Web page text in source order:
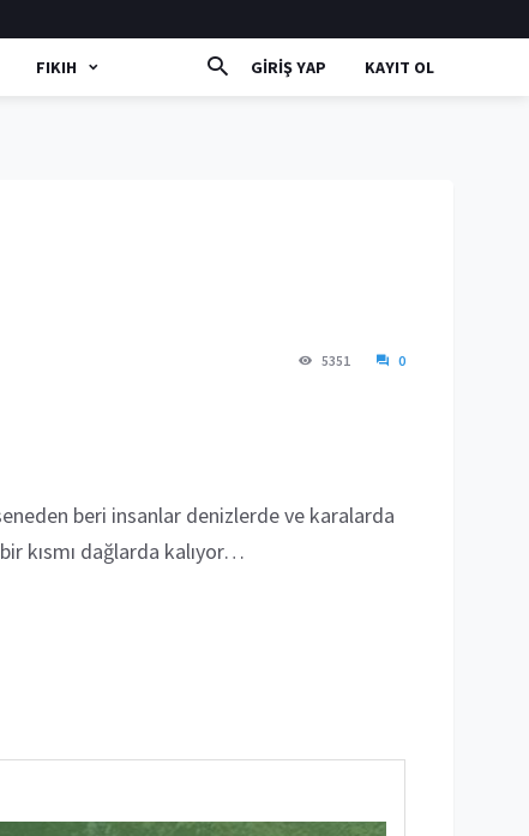
FIKIH GIRIŞ YAP KAYIT OL
5351 0
beri insanlar denizlerde ve karalarda
kısmı dağlarda kalıyor…